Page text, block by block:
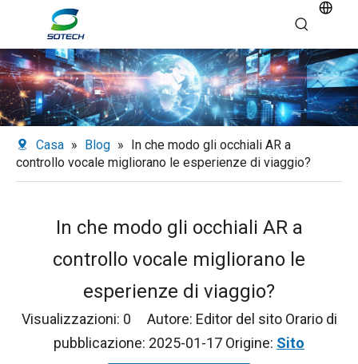
Casa » Blog »
In che modo gli occhiali AR a
controllo vocale migliorano le esperienze di viaggio?
In che modo gli occhiali AR a
controllo vocale migliorano le
esperienze di viaggio?
Visualizzazioni: 0 Autore: Editor del sito Orario di
pubblicazione: 2025-01-17 Origine: Sito